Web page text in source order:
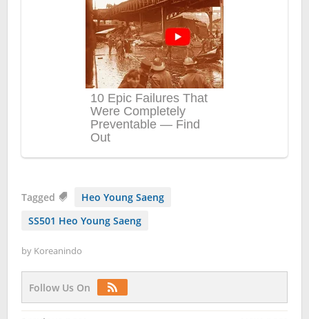
Tagged
Heo Young Saeng
SS501 Heo Young Saeng
by Koreanindo
Follow Us On